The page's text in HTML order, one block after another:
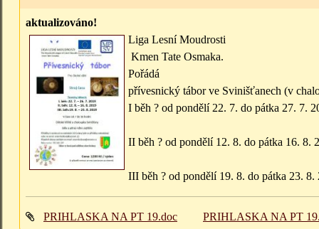
aktualizováno!
Liga Lesní Moudrosti
Kmen Tate Osmaka.
Pořádá
přívesnický tábor ve Svinišťanech (v
I běh ? od pondělí 22. 7. do pátka 27. 7.
II běh ? od pondělí 12. 8. do pátka 16. 8.
III běh ? od pondělí 19. 8. do pátka 23. 8.
PRIHLASKA NA PT 19.doc PRIHLASKA NA PT